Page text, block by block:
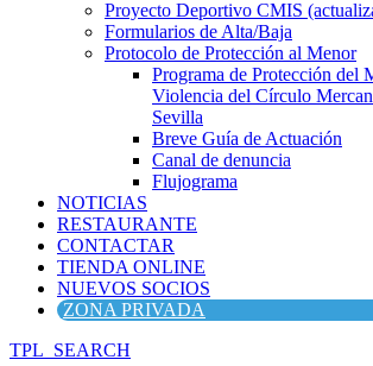
Proyecto Deportivo CMIS
Formularios de Alta/Baja
Protocolo de Protección al Menor
Programa de Protección del
Violencia del Círculo
Sevilla
Breve Guía de Actuación
Canal de denuncia
Flujograma
NOTICIAS
RESTAURANTE
CONTACTAR
TIENDA ONLINE
NUEVOS SOCIOS
ZONA PRIVADA
TPL_SEARCH